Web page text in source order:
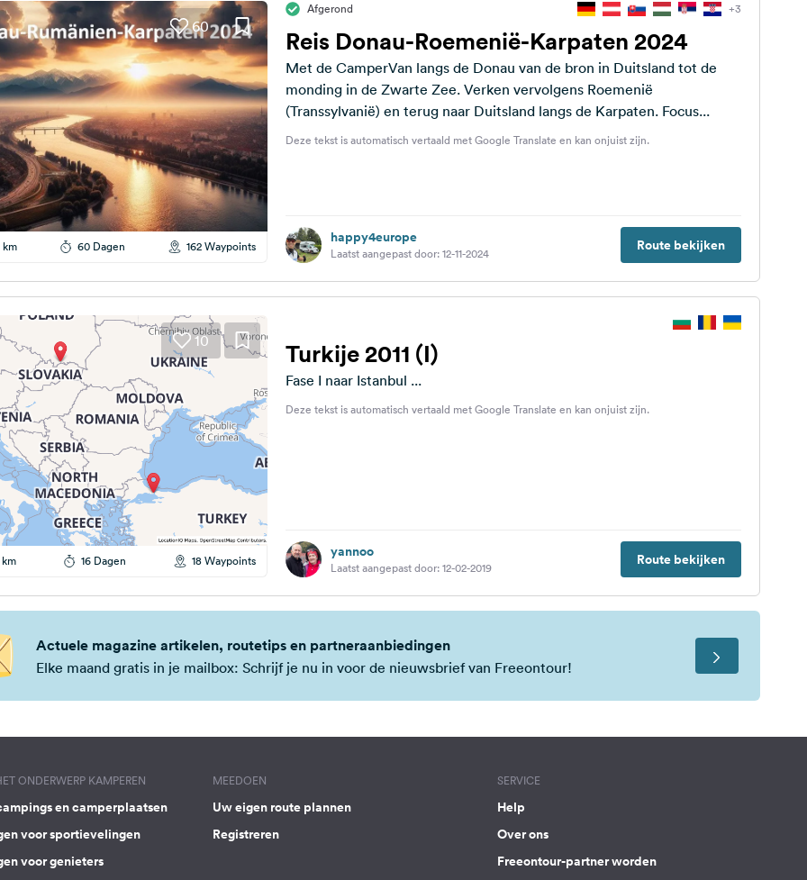
60
km 60 Dagen 162 Waypoints
Afgerond +3
Reis Donau-Roemenië-Karpaten 2024
Met de CamperVan langs de Donau van de bron in Duitsland tot de
monding in de Zwarte Zee. Verken vervolgens Roemenië
(Transsylvanië) en terug naar Duitsland langs de Karpaten. Focus...
Deze tekst is automatisch vertaald met Google Translate en kan onjuist zijn.
happy4europe
Laatst aangepast door: 12-11-2024 Route bekijken
10
16 Dagen 18 Waypoints
Turkije 2011 (I)
Fase I naar Istanbul ...
Deze tekst is automatisch vertaald met Google Translate en kan onjuist zijn.
yannoo
Laatst aangepast door: 12-02-2019 Route bekijken
Actuele magazine artikelen, routetips en partneraanbiedingen
Elke maand gratis in je mailbox: Schrijf je nu in voor de nieuwsbrief van Freeontour!
ONDERWERP KAMPEREN
en camperplaatsen
voor sportievelingen
voor genieters
MEEDOEN
Uw eigen route plannen
Registreren
SERVICE
Help
Over ons
Freeontour-partner worden